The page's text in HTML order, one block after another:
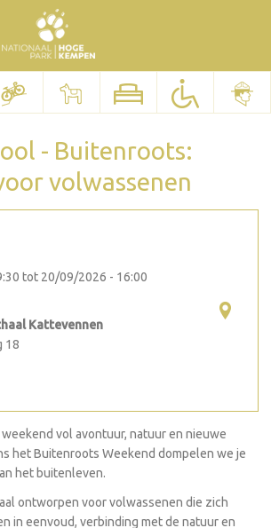
- Buitenroots:
volwassenen
tot 20/09/2026 - 16:00
Kattevennen
18
vol avontuur, natuur en nieuwe
het Buitenroots Weekend dompelen we je
het buitenleven.
ontworpen voor volwassenen die zich
in eenvoud, verbinding met de natuur en